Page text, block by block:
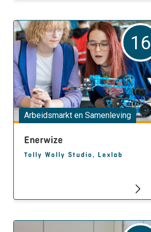
Enerwize
Tolly Wolly Studio, Lexlab
Arbeidsmarkt en Samenleving
16